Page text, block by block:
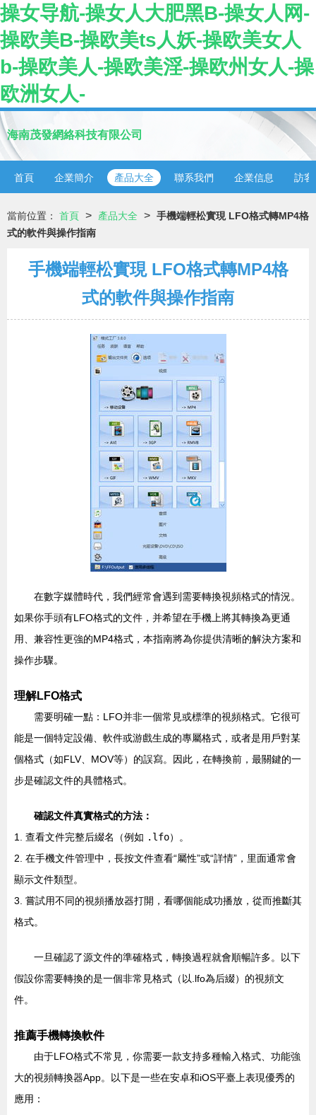
操女导航-操女人大肥黑B-操女人网-
操欧美B-操欧美ts人妖-操欧美女人
b-操欧美人-操欧美淫-操欧州女人-操
欧洲女人-
海南茂發網絡科技有限公司
首頁 企業簡介 產品大全 聯系我們 企業信息 訪客
當前位置： 首頁 > 產品大全 > 手機端輕松實現 LFO格式轉MP4格
式的軟件與操作指南
手機端輕松實現 LFO格式轉MP4格
式的軟件與操作指南
在數字媒體時代，我們經常會遇到需要轉換視頻格式的情況。
如果你手頭有LFO格式的文件，并希望在手機上將其轉換為更通
用、兼容性更強的MP4格式，本指南將為你提供清晰的解決方案和
操作步驟。
理解LFO格式
需要明確一點：LFO并非一個常見或標準的視頻格式。它很可
能是一個特定設備、軟件或游戲生成的專屬格式，或者是用戶對某
個格式（如FLV、MOV等）的誤寫。因此，在轉換前，最關鍵的一
步是確認文件的具體格式。
確認文件真實格式的方法：
1. 查看文件完整后綴名（例如 .lfo）。
2. 在手機文件管理中，長按文件查看“屬性”或“詳情”，里面通常會
顯示文件類型。
3. 嘗試用不同的視頻播放器打開，看哪個能成功播放，從而推斷其
格式。
一旦確認了源文件的準確格式，轉換過程就會順暢許多。以下
假設你需要轉換的是一個非常見格式（以.lfo為后綴）的視頻文
件。
推薦手機轉換軟件
由于LFO格式不常見，你需要一款支持多種輸入格式、功能強
大的視頻轉換器App。以下是一些在安卓和iOS平臺上表現優秀的
應用：